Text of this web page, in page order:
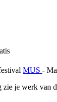
MUS-
je werk van